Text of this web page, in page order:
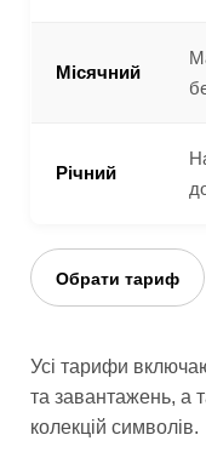
Місячний
Річний
Обрати тариф
Усі тарифи
та завантажень, а
колекцій символів.